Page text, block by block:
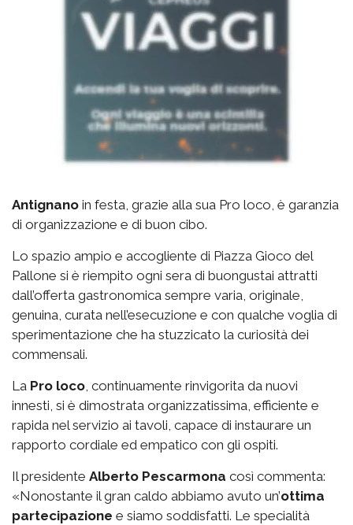
Antignano in festa, grazie alla sua Pro loco, è garanzia
di organizzazione e di buon cibo.
Lo spazio ampio e accogliente di Piazza Gioco del
Pallone si è riempito ogni sera di buongustai attratti
dall’offerta gastronomica sempre varia, originale,
genuina, curata nell’esecuzione e con qualche voglia di
sperimentazione che ha stuzzicato la curiosità dei
commensali.
La Pro loco, continuamente rinvigorita da nuovi
innesti, si è dimostrata organizzatissima, efficiente e
rapida nel servizio ai tavoli, capace di instaurare un
rapporto cordiale ed empatico con gli ospiti.
Il presidente Alberto Pescarmona così commenta:
«Nonostante il gran caldo abbiamo avuto un’ottima
partecipazione e siamo soddisfatti. Le specialità